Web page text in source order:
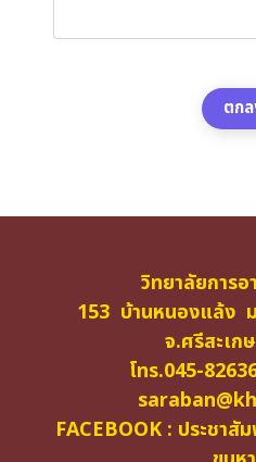
ตก
วิทยาลัยการ
153 บ้านหนองแล้ง
จ.ศรีสะเก
โทร.045-
FACEBOOK : ประชา